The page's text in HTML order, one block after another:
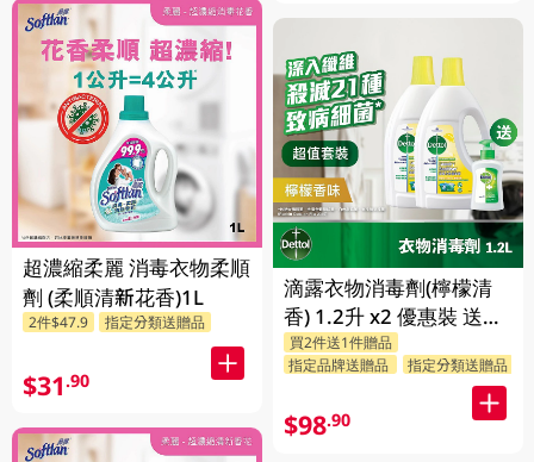
超濃縮柔麗 消毒衣物柔順
劑 (柔順清新花香)1L
2件$47.9 指定分類送贈品
$31.90
滴露衣物消毒劑(檸檬清
香) 1.2升 x2 優惠裝 送贈
品 (贈品隨機發送)
買2件送1件贈品
指定品牌送贈品
指定分類送贈品
$98.90